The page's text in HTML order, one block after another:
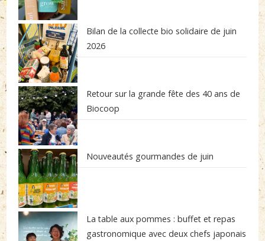
Bilan de la collecte bio solidaire de juin
2026
Retour sur la grande fête des 40 ans de
Biocoop
Nouveautés gourmandes de juin
La table aux pommes : buffet et repas
gastronomique avec deux chefs japonais